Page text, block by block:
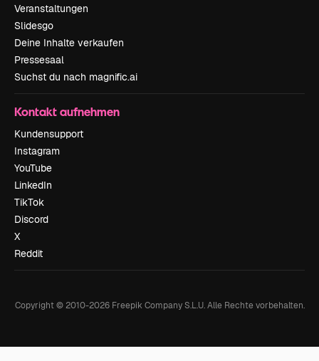
Veranstaltungen
Slidesgo
Deine Inhalte verkaufen
Pressesaal
Suchst du nach magnific.ai
Kontakt aufnehmen
Kundensupport
Instagram
YouTube
LinkedIn
TikTok
Discord
X
Reddit
Copyright © 2010-2026Freepik Company S.L.U. Alle Rechte vorbehalten.